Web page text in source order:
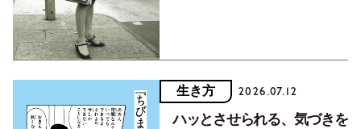
生き方 2026.07.12
ハッとさせられる、気づきを